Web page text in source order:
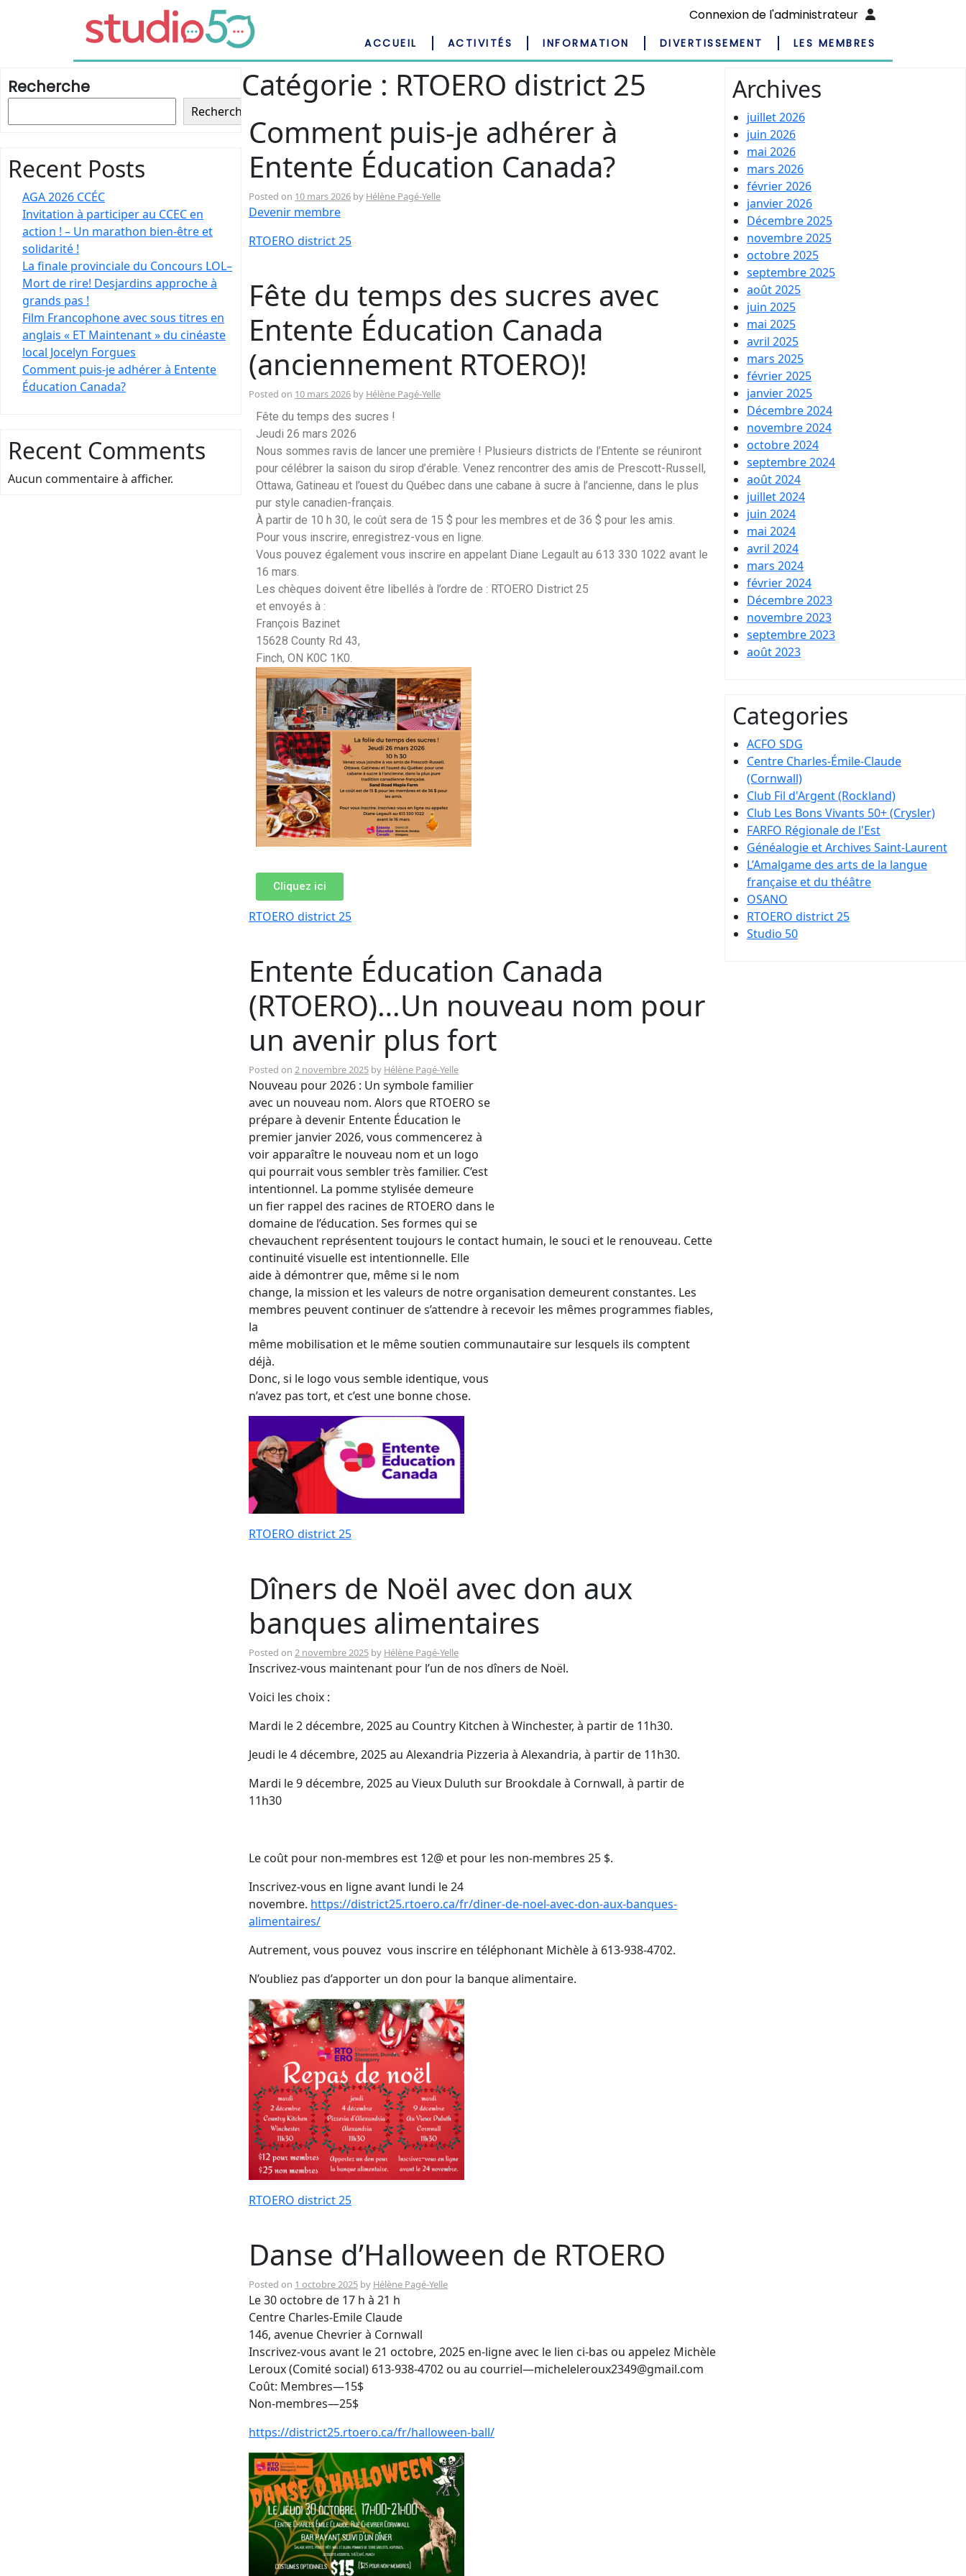
Connexion de l'administrateur
ACCUEIL ACTIVITÉS INFORMATION DIVERTISSEMENT LES MEMBRES
Recherche
Recherche
Recent Posts
AGA 2026 CCÉC
Invitation à participer au CCEC en
action ! – Un marathon bien-être et
solidarité !
La finale provinciale du Concours LOL–
Mort de rire! Desjardins approche à
grands pas !
Film Francophone avec sous titres en
anglais « ET Maintenant » du cinéaste
local Jocelyn Forgues
Comment puis-je adhérer à Entente
Éducation Canada?
Recent Comments
Aucun commentaire à afficher.
Catégorie : RTOERO district 25
Comment puis-je adhérer à
Entente Éducation Canada?
Posted on 10 mars 2026 by Hélène Pagé-Yelle
Devenir membre
RTOERO district 25
Fête du temps des sucres avec
Entente Éducation Canada
(anciennement RTOERO)!
Posted on 10 mars 2026 by Hélène Pagé-Yelle
Fête du temps des sucres !
Jeudi 26 mars 2026
Nous sommes ravis de lancer une première ! Plusieurs districts de l’Entente se réuniront
pour célébrer la saison du sirop d’érable. Venez rencontrer des amis de Prescott-Russell,
Ottawa, Gatineau et l’ouest du Québec dans une cabane à sucre à l’ancienne, dans le plus
pur style canadien-français.
À partir de 10 h 30, le coût sera de 15 $ pour les membres et de 36 $ pour les amis.
Pour vous inscrire, enregistrez-vous en ligne.
Vous pouvez également vous inscrire en appelant Diane Legault au 613 330 1022 avant le
16 mars.
Les chèques doivent être libellés à l’ordre de : RTOERO District 25
et envoyés à :
François Bazinet
15628 County Rd 43,
Finch, ON K0C 1K0.
Cliquez ici
RTOERO district 25
Entente Éducation Canada
(RTOERO)…Un nouveau nom pour
un avenir plus fort
Posted on 2 novembre 2025 by Hélène Pagé-Yelle
Nouveau pour 2026 : Un symbole familier
avec un nouveau nom. Alors que RTOERO se
prépare à devenir Entente Éducation le
premier janvier 2026, vous commencerez à
voir apparaître le nouveau nom et un logo
qui pourrait vous sembler très familier. C’est
intentionnel. La pomme stylisée demeure
un fier rappel des racines de RTOERO dans le
domaine de l’éducation. Ses formes qui se
chevauchent représentent toujours le contact humain, le souci et le renouveau. Cette
continuité visuelle est intentionnelle. Elle
aide à démontrer que, même si le nom
change, la mission et les valeurs de notre organisation demeurent constantes. Les
membres peuvent continuer de s’attendre à recevoir les mêmes programmes fiables,
la
même mobilisation et le même soutien communautaire sur lesquels ils comptent
déjà.
Donc, si le logo vous semble identique, vous
n’avez pas tort, et c’est une bonne chose.
RTOERO district 25
Dîners de Noël avec don aux
banques alimentaires
Posted on 2 novembre 2025 by Hélène Pagé-Yelle
Inscrivez-vous maintenant pour l’un de nos dîners de Noël.
Voici les choix :
Mardi le 2 décembre, 2025 au Country Kitchen à Winchester, à partir de 11h30.
Jeudi le 4 décembre, 2025 au Alexandria Pizzeria à Alexandria, à partir de 11h30.
Mardi le 9 décembre, 2025 au Vieux Duluth sur Brookdale à Cornwall, à partir de
11h30
Le coût pour non-membres est 12@ et pour les non-membres 25 $.
Inscrivez-vous en ligne avant lundi le 24
novembre. https://district25.rtoero.ca/fr/diner-de-noel-avec-don-aux-banques-
alimentaires/
Autrement, vous pouvez vous inscrire en téléphonant Michèle à 613-938-4702.
N’oubliez pas d’apporter un don pour la banque alimentaire.
RTOERO district 25
Danse d’Halloween de RTOERO
Posted on 1 octobre 2025 by Hélène Pagé-Yelle
Le 30 octobre de 17 h à 21 h
Centre Charles-Emile Claude
146, avenue Chevrier à Cornwall
Inscrivez-vous avant le 21 octobre, 2025 en-ligne avec le lien ci-bas ou appelez Michèle
Leroux (Comité social) 613-938-4702 ou au courriel—micheleleroux2349@gmail.com
Coût: Membres—15$
Non-membres—25$
https://district25.rtoero.ca/fr/halloween-ball/
Archives
juillet 2026
juin 2026
mai 2026
mars 2026
février 2026
janvier 2026
Décembre 2025
novembre 2025
octobre 2025
septembre 2025
août 2025
juin 2025
mai 2025
avril 2025
mars 2025
février 2025
janvier 2025
Décembre 2024
novembre 2024
octobre 2024
septembre 2024
août 2024
juillet 2024
juin 2024
mai 2024
avril 2024
mars 2024
février 2024
Décembre 2023
novembre 2023
septembre 2023
août 2023
Categories
ACFO SDG
Centre Charles-Émile-Claude
(Cornwall)
Club Fil d'Argent (Rockland)
Club Les Bons Vivants 50+ (Crysler)
FARFO Régionale de l'Est
Généalogie et Archives Saint-Laurent
L’Amalgame des arts de la langue
française et du théâtre
OSANO
RTOERO district 25
Studio 50